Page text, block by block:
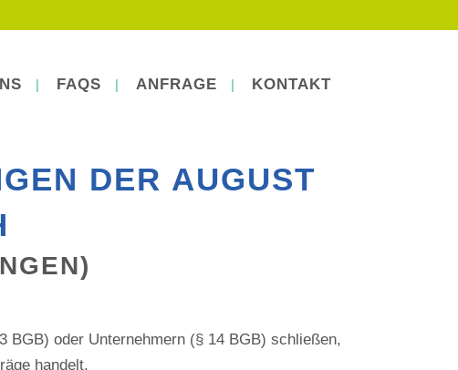
FAQS ANFRAGE KONTAKT
DER AUGUST
BGB) oder Unternehmern (§ 14 BGB) schließen,
handelt.